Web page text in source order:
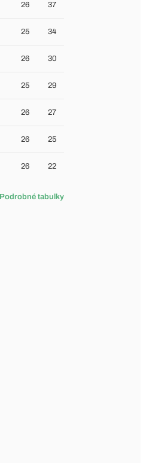
26 37
25 34
26 30
25 29
26 27
26 25
26 22
Podrobné tabulky